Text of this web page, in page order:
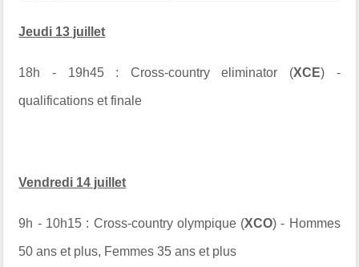
Jeudi 13 juillet
18h - 19h45 : Cross-country eliminator (XCE) -
qualifications et finale
Vendredi 14 juillet
9h - 10h15 : Cross-country olympique (XCO) - Hommes
50 ans et plus, Femmes 35 ans et plus